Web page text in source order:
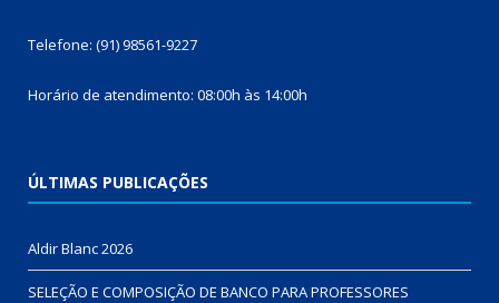
Telefone: (91) 98561-9227
Horário de atendimento: 08:00h às 14:00h
ÚLTIMAS PUBLICAÇÕES
Aldir Blanc 2026
SELEÇÃO E COMPOSIÇÃO DE BANCO PARA PROFESSORES